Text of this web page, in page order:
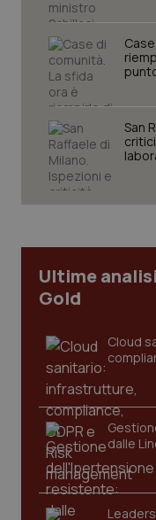
San
Ultime
Gold
Cloud
dalle
Necessari
I cookie
sito web
navigazione
protette del
funzionare
Nome